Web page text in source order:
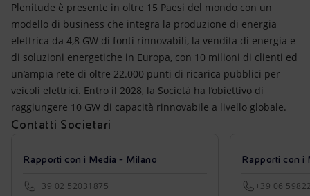
Plenitude è presente in oltre 15 Paesi del mondo con un
modello di business che integra la produzione di energia
elettrica da 4,8 GW di fonti rinnovabili, la vendita di energia e
di soluzioni energetiche in Europa, con 10 milioni di clienti ed
un’ampia rete di oltre 22.000 punti di ricarica pubblici per
veicoli elettrici. Entro il 2028, la Società ha l’obiettivo di
raggiungere 10 GW di capacità rinnovabile a livello globale.
Contatti Societari
Rapporti con i Media - Milano
+39 02 52031875
Rapporti con i
+39 06